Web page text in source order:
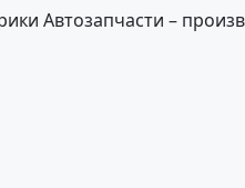
Автозапчасти –